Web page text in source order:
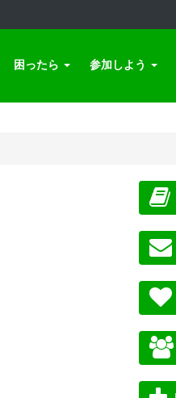
困ったら 参加しよう